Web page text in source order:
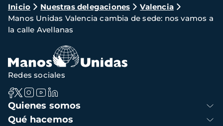
Ruta
de
navegación
Inicio Nuestras delegaciones
Valencia
Manos Unidas Valencia cambia de sede: nos vamos a
la calle Avellanas
Navegación
principal
Quienes somos
Qué hacemos
Redes sociales